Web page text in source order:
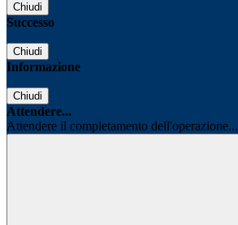
Chiudi
Successo
Chiudi
Informazione
Chiudi
Attendere...
Attendere il completamento dell'operazione...